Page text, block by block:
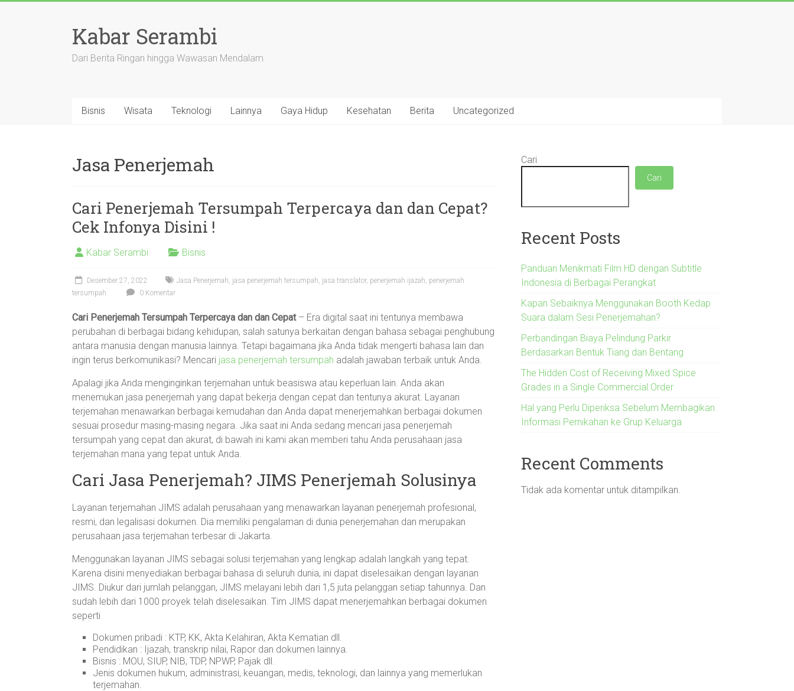
Kabar Serambi
Dari Berita Ringan hingga Wawasan Mendalam
Bisnis Wisata Teknologi Lainnya Gaya Hidup Kesehatan Berita Uncategorized
Jasa Penerjemah
Cari Penerjemah Tersumpah Terpercaya dan dan Cepat?
Cek Infonya Disini !
Kabar Serambi Bisnis
Desember 27, 2022 Jasa Penerjemah, jasa penerjemah tersumpah, jasa translator, penerjemah ijazah, penerjemah
tersumpah
0 Komentar
Cari Penerjemah Tersumpah Terpercaya dan dan Cepat– Era digital saat ini tentunya membawa
perubahan di berbagai bidang kehidupan, salah satunya berkaitan dengan bahasa sebagai penghubung
antara manusia dengan manusia lainnya. Tetapi bagaimana jika Anda tidak mengerti bahasa lain dan
ingin terus berkomunikasi? Mencari jasa penerjemah tersumpah adalah jawaban terbaik untuk Anda.
Apalagi jika Anda menginginkan terjemahan untuk beasiswa atau keperluan lain. Anda akan
menemukan jasa penerjemah yang dapat bekerja dengan cepat dan tentunya akurat. Layanan
terjemahan menawarkan berbagai kemudahan dan Anda dapat menerjemahkan berbagai dokumen
sesuai prosedur masing-masing negara. Jika saat ini Anda sedang mencari jasa penerjemah
tersumpah yang cepat dan akurat, di bawah ini kami akan memberi tahu Anda perusahaan jasa
terjemahan mana yang tepat untuk Anda.
Cari Jasa Penerjemah? JIMS Penerjemah Solusinya
Layanan terjemahan JIMS adalah perusahaan yang menawarkan layanan penerjemah profesional,
resmi, dan legalisasi dokumen. Dia memiliki pengalaman di dunia penerjemahan dan merupakan
perusahaan jasa terjemahan terbesar di Jakarta.
Menggunakan layanan JIMS sebagai solusi terjemahan yang lengkap adalah langkah yang tepat.
Karena disini menyediakan berbagai bahasa di seluruh dunia, ini dapat diselesaikan dengan layanan
JIMS. Diukur dari jumlah pelanggan, JIMS melayani lebih dari 1,5 juta pelanggan setiap tahunnya. Dan
sudah lebih dari 1000 proyek telah diselesaikan. Tim JIMS dapat menerjemahkan berbagai dokumen
seperti
Dokumen pribadi : KTP, KK, Akta Kelahiran, Akta Kematian dll.
Pendidikan : Ijazah, transkrip nilai, Rapor dan dokumen lainnya.
Bisnis : MOU, SIUP, NIB, TDP, NPWP, Pajak dll.
Jenis dokumen hukum, administrasi, keuangan, medis, teknologi, dan lainnya yang memerlukan
terjemahan.
Cari
Cari
Recent Posts
Panduan Menikmati Film HD dengan Subtitle
Indonesia di Berbagai Perangkat
Kapan Sebaiknya Menggunakan Booth Kedap
Suara dalam Sesi Penerjemahan?
Perbandingan Biaya Pelindung Parkir
Berdasarkan Bentuk Tiang dan Bentang
The Hidden Cost of Receiving Mixed Spice
Grades in a Single Commercial Order
Hal yang Perlu Diperiksa Sebelum Membagikan
Informasi Pernikahan ke Grup Keluarga
Recent Comments
Tidak ada komentar untuk ditampilkan.